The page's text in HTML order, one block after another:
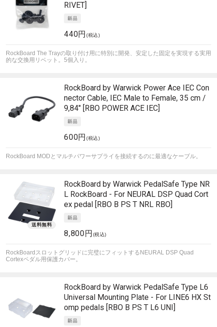
RIVET]
440円(税込)
RockBoard The Trayの取り付け用に特別に開発、安定した固定を実現する実用
的な交換用リベット。5個入り。
RockBoard by Warwick Power Ace IEC Con
nector Cable, IEC Male to Female, 35 cm /
9,84" [RBO POWER ACE IEC]
600円(税込)
RockBoard MODとマルチパワーサプライを接続するのに最適なケーブル。
RockBoard by Warwick PedalSafe Type NR
L RockBoard - For NEURAL DSP Quad Cort
ex pedal [RBO B PS T NRL RBO]
8,800円 (税込)
RockBoardスロットグリッドに完璧にフィットするNEURAL DSP Quad
Cortexペダル用保護カバー。
RockBoard by Warwick PedalSafe Type L6
Universal Mounting Plate - For LINE6 HX St
omp pedals [RBO B PS T L6 UNI]